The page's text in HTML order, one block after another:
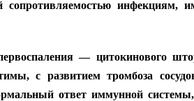
инфекциям,
— цитокинового
с развитием тромбоза
ответ иммунной